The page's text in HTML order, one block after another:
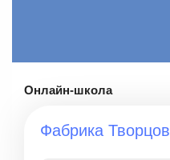
Онлайн-школа
Фабрика Творцов